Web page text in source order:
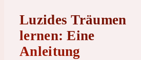
Luzides Träumen
lernen: Eine
Anleitung